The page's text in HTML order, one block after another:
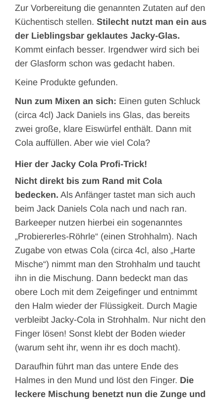
Zur Vorbereitung die genannten Zutaten auf den
Küchentisch stellen. Stilecht nutzt man ein aus
der Lieblingsbar geklautes Jacky-Glas.
Kommt einfach besser. Irgendwer wird sich bei
der Glasform schon was gedacht haben.
Keine Produkte gefunden.
Nun zum Mixen an sich: Einen guten Schluck
(circa 4cl) Jack Daniels ins Glas, das bereits
zwei große, klare Eiswürfel enthält. Dann mit
Cola auffüllen. Aber wie viel Cola?
Hier der Jacky Cola Profi-Trick!
Nicht direkt bis zum Rand mit Cola
bedecken. Als Anfänger tastet man sich auch
beim Jack Daniels Cola nach und nach ran.
Barkeeper nutzen hierbei ein sogenanntes
„Probiererles-Röhrle“ (einen Strohhalm). Nach
Zugabe von etwas Cola (circa 4cl, also „Harte
Mische“) nimmt man den Strohhalm und taucht
ihn in die Mischung. Dann bedeckt man das
obere Loch mit dem Zeigefinger und entnimmt
den Halm wieder der Flüssigkeit. Durch Magie
verbleibt Jacky-Cola in Strohhalm. Nur nicht den
Finger lösen! Sonst klebt der Boden wieder
(warum seht ihr, wenn ihr es doch macht).
Daraufhin führt man das untere Ende des
Halmes in den Mund und löst den Finger. Die
leckere Mischung benetzt nun die Zunge und